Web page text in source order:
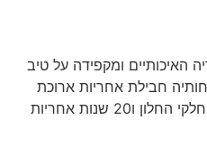
האיכותיים ומקפידה על טיב
חבילת אחריות ארוכת
שנים, 10 שנות אחריות על כל חלקי החלון ו20 שנות אחריות